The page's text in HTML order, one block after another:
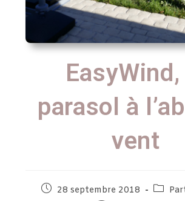
parasol à
vent
28 septembre 2018